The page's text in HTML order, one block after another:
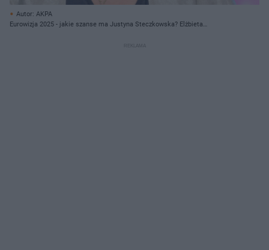
Autor: AKPA
Eurowizja 2025 - jakie szanse ma Justyna Steczkowska? Elżbieta